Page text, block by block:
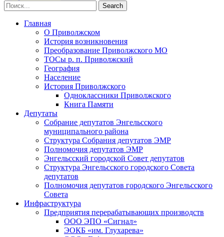
Главная
О Приволжском
История возникновения
Преобразование Приволжского МО
ТОСы р. п. Приволжский
География
Население
История Приволжского
Одноклассники Приволжского
Книга Памяти
Депутаты
Собрание депутатов Энгельсского
муниципального района
Структура Собрания депутатов ЭМР
Полномочия депутатов ЭМР
Энгельсский городской Совет депутатов
Структура Энгельсского городского Совета
депутатов
Полномочия депутатов городского Энгельсского
Совета
Инфраструктура
Предприятия перерабатывающих производств
ООО ЭПО «Сигнал»
ЭОКБ «им. Глухарева»